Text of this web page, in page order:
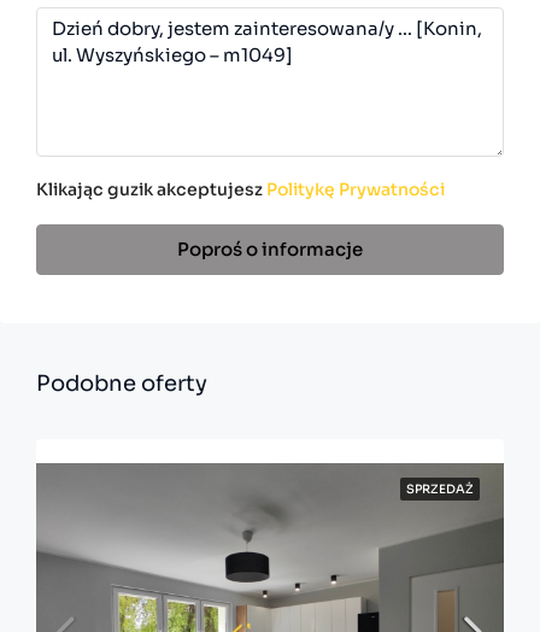
Klikając guzik akceptujesz Politykę Prywatności
Poproś o informacje
Podobne oferty
SPRZEDAŻ